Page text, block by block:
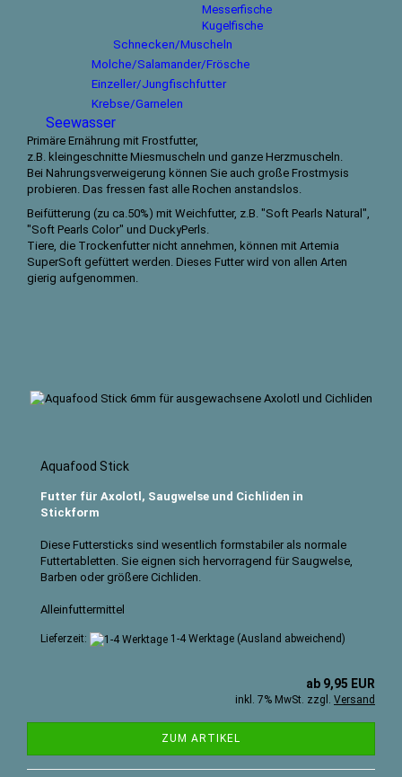
Messerfische
Kugelfische
Schnecken/Muscheln
Molche/Salamander/Frösche
Einzeller/Jungfischfutter
Krebse/Garnelen
Seewasser
Primäre Ernährung mit Frostfutter,
z.B. kleingeschnitte Miesmuscheln und ganze Herzmuscheln.
Bei Nahrungsverweigerung können Sie auch große Frostmysis
probieren. Das fressen fast alle Rochen anstandslos.
Beifütterung (zu ca.50%) mit Weichfutter, z.B. "Soft Pearls Natural",
"Soft Pearls Color" und DuckyPerls.
Tiere, die Trockenfutter nicht annehmen, können mit Artemia
SuperSoft gefüttert werden. Dieses Futter wird von allen Arten
gierig aufgenommen.
Aquafood Stick
Futter für Axolotl, Saugwelse und Cichliden in
Stickform
Diese Futtersticks sind wesentlich formstabiler als normale
Futtertabletten. Sie eignen sich hervorragend für Saugwelse,
Barben oder größere Cichliden.
Alleinfuttermittel
Lieferzeit: 1-4 Werktage (Ausland abweichend)
ab 9,95 EUR
inkl. 7% MwSt. zzgl. Versand
ZUM ARTIKEL